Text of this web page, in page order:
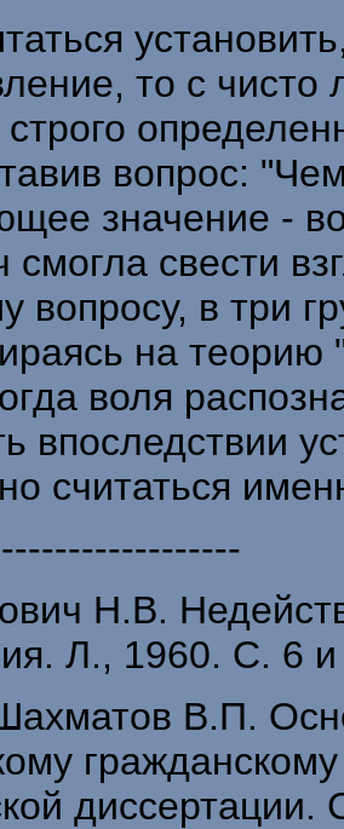
то с чисто
вопрос:
значение -
смогла свести
вопросу, в три
на теорию
воля
впоследствии
считаться
Н.В.
Л., 1960. С. 6
В.П.